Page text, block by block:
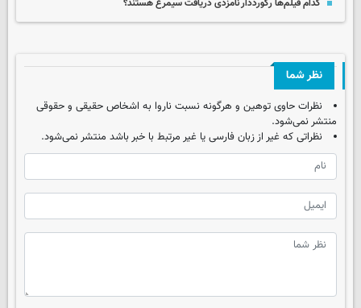
کدام فیلم‌ها رکورددار نامزدی دریافت سیمرغ هستند؟
نظر شما
نظرات حاوی توهین و هرگونه نسبت ناروا به اشخاص حقیقی و حقوقی
منتشر نمی‌شود.
نظراتی که غیر از زبان فارسی یا غیر مرتبط با خبر باشد منتشر نمی‌شود.